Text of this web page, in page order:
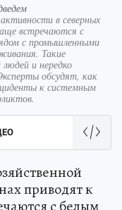
в северных
встречаются с
с промышленными
Такие
и нередко
обсудят, как
к системным
приводят к
с белым